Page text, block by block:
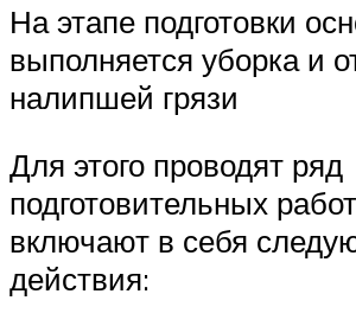
На этапе подготовки
выполняется уборка и
налипшей грязи
Для этого проводят ряд
подготовительных
включают в себя
действия: